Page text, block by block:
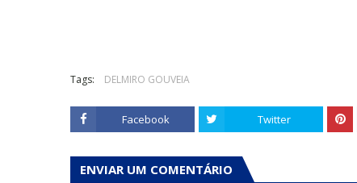
Tags: DELMIRO GOUVEIA
Facebook Twitter
ENVIAR UM COMENTÁRIO